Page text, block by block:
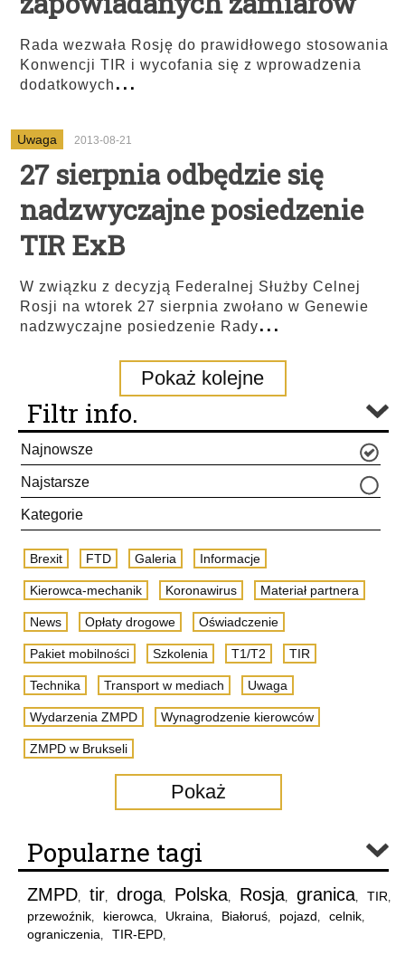
Rada wezwała Rosję do prawidłowego stosowania
Konwencji TIR i wycofania się z wprowadzenia
dodatkowych...
Uwaga 2013-08-21
27 sierpnia odbędzie się
nadzwyczajne posiedzenie
TIR ExB
W związku z decyzją Federalnej Służby Celnej
Rosji na wtorek 27 sierpnia zwołano w Genewie
nadzwyczajne posiedzenie Rady...
Pokaż kolejne
Filtr info.
Najnowsze
Najstarsze
Kategorie
Brexit FTD Galeria Informacje
Kierowca-mechanik Koronawirus Materiał partnera
News Opłaty drogowe Oświadczenie
Pakiet mobilności Szkolenia T1/T2 TIR
Technika Transport w mediach Uwaga
Wydarzenia ZMPD Wynagrodzenie kierowców
ZMPD w Brukseli
Pokaż
Popularne tagi
ZMPD, tir, droga, Polska, Rosja, granica, TIR,
przewoźnik, kierowca, Ukraina, Białoruś, pojazd, celnik,
ograniczenia, TIR-EPD,